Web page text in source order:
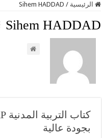
الرئيسية /
Sihem HADDAD
Sihem HADDAD
بجودة عالية